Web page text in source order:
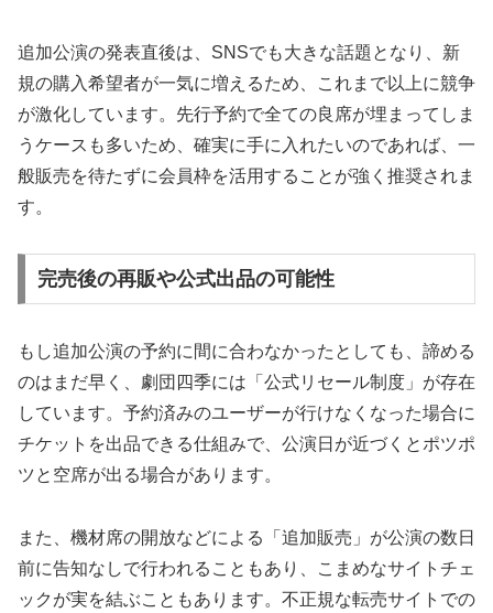
追加公演の発表直後は、SNSでも大きな話題となり、新
規の購入希望者が一気に増えるため、これまで以上に競争
が激化しています。先行予約で全ての良席が埋まってしま
うケースも多いため、確実に手に入れたいのであれば、一
般販売を待たずに会員枠を活用することが強く推奨されま
す。
完売後の再販や公式出品の可能性
もし追加公演の予約に間に合わなかったとしても、諦める
のはまだ早く、劇団四季には「公式リセール制度」が存在
しています。予約済みのユーザーが行けなくなった場合に
チケットを出品できる仕組みで、公演日が近づくとポツポ
ツと空席が出る場合があります。
また、機材席の開放などによる「追加販売」が公演の数日
前に告知なしで行われることもあり、こまめなサイトチェ
ックが実を結ぶこともあります。不正規な転売サイトでの